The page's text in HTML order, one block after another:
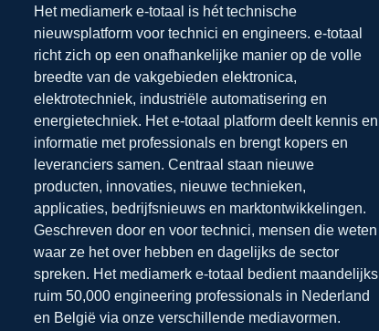
Het mediamerk e-totaal is hét technische
nieuwsplatform voor technici en engineers. e-totaal
richt zich op een onafhankelijke manier op de volle
breedte van de vakgebieden elektronica,
elektrotechniek, industriële automatisering en
energietechniek. Het e-totaal platform deelt kennis en
informatie met professionals en brengt kopers en
leveranciers samen. Centraal staan nieuwe
producten, innovaties, nieuwe technieken,
applicaties, bedrijfsnieuws en marktontwikkelingen.
Geschreven door en voor technici, mensen die weten
waar ze het over hebben en dagelijks de sector
spreken. Het mediamerk e-totaal bedient maandelijks
ruim 50,000 engineering professionals in Nederland
en België via onze verschillende mediavormen.